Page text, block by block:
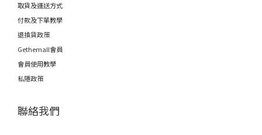
取貨及運送方式
付款及下單教學
退換貨政策
Gethemall會員
會員使用教學
私隱政策
聯絡我們